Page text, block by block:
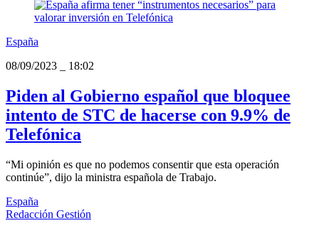
España
08/09/2023
18:02
Piden al Gobierno español que bloquee
intento de STC de hacerse con 9.9% de
Telefónica
“Mi opinión es que no podemos consentir que esta operación
continúe”, dijo la ministra española de Trabajo.
España
Redacción Gestión